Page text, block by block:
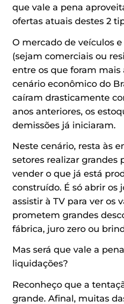
que vale a pena
ofertas atuais destes 2
O mercado de veículos
(sejam comerciais ou
entre os que foram
cenário econômico do
caíram drasticamente
anos anteriores, os
demissões já iniciaram.
Neste cenário, resta às
setores realizar grandes
vender o que já está
construído. É só abrir os
assistir à TV para ver os
prometem grandes
fábrica, juro zero ou
Mas será que vale a
liquidações?
Reconheço que a
grande. Afinal, muitas